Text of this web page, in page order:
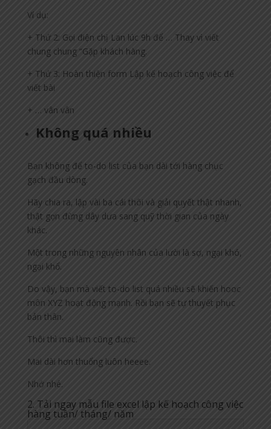
Ví dụ:
+ Thứ 2: Gọi điện chị Lan lúc 9h để … Thay vì viết
chung chung “Gặp khách hàng.
+ Thứ 3: Hoàn thiện form Lập kế hoạch công việc để
viết bài
+ … vân vân
Không quá nhiều
Bạn không để to-do list của bạn dài tới hàng chục
gạch đầu dòng.
Hãy chia ra, lập vài ba cái thôi và giải quyết thật nhanh,
thật gọn đừng dây dưa sang quỹ thời gian của ngày
khác.
Một trong những nguyên nhân của lười là sợ, ngại khó,
ngại khổ.
Do vậy, bạn mà viết to-do list quá nhiều sẽ khiến hooc
môn XYZ hoạt động mạnh. Rồi bạn sẽ tự thuyết phục
bản thân.
Thôi thì mai làm cũng được.
Mai dài hơn thuổng luôn heeee.
Nhớ nhé.
2. Tải ngay mẫu file excel lập kế hoạch công việc
hàng tuần/ tháng/ năm